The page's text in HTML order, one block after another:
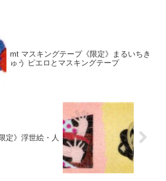
mt マスキングテープ《限定》まるいちき
ゅう ピエロとマスキングテープ
定》浮世絵・人